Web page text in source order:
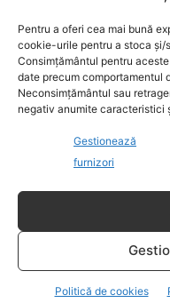
Pentru a oferi cea mai bună
cookie-urile pentru a stoca și/
Consimțământul pentru
date precum comportamentul
Neconsimțământul sau
negativ anumite caracteristici
Gestionează
furnizori
Politică de cookies
la
sale
menținerea
Ilie Bolojan”. De